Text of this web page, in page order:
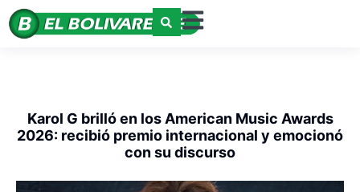
Karol G brilló en los American Music Awards
2026: recibió premio internacional y emocionó
con su discurso